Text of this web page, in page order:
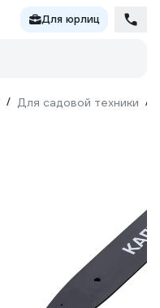
Для юрлиц
/ Для садовой техники /